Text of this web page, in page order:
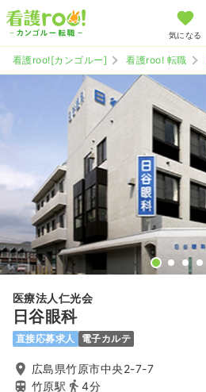
気になる
看護roo![カンゴルー] 看護roo! 転職
医療法人仁光会
日谷眼科
直接応募求人 電子カルテ
広島県竹原市中央2-7-7
竹原駅
4分